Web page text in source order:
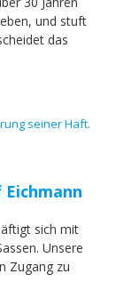
und stuft
das
sich mit
Unsere
Zugang zu